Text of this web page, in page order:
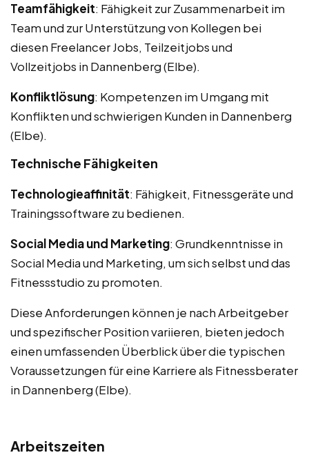
Teamfähigkeit: Fähigkeit zur Zusammenarbeit im
Team und zur Unterstützung von Kollegen bei
diesen Freelancer Jobs, Teilzeitjobs und
Vollzeitjobs in Dannenberg (Elbe).
Konfliktlösung: Kompetenzen im Umgang mit
Konflikten und schwierigen Kunden in Dannenberg
(Elbe).
Technische Fähigkeiten
Technologieaffinität: Fähigkeit, Fitnessgeräte und
Trainingssoftware zu bedienen.
Social Media und Marketing: Grundkenntnisse in
Social Media und Marketing, um sich selbst und das
Fitnessstudio zu promoten.
Diese Anforderungen können je nach Arbeitgeber
und spezifischer Position variieren, bieten jedoch
einen umfassenden Überblick über die typischen
Voraussetzungen für eine Karriere als Fitnessberater
in Dannenberg (Elbe).
Arbeitszeiten